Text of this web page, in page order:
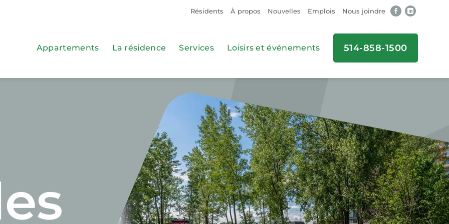
Résidents À propos Nouvelles Emplois Nous joindre
Appartements La résidence Services Loisirs et événements 514-858-1500